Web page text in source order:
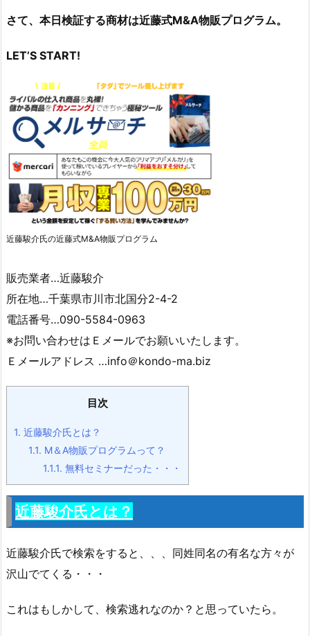
さて、本日検証する商材は近藤式M&A物販プログラム。
LET’S START!
近藤駿介氏の近藤式M&A物販プログラム
販売業者…近藤駿介
所在地…千葉県市川市北国分2-4-2
電話番号…090-5584-0963
※お問い合わせはＥメールでお願いいたします。
Ｅメールアドレス …info＠kondo-ma.biz
目次
1. 近藤駿介氏とは？
1.1. M＆A物販プログラムって？
1.1.1. 無料セミナーだった・・・
近藤駿介氏とは？
近藤駿介氏で検索をすると、、、同姓同名の有名な方々が
沢山でてくる・・・
これはもしかして、検索逃れなのか？と思っていたら。